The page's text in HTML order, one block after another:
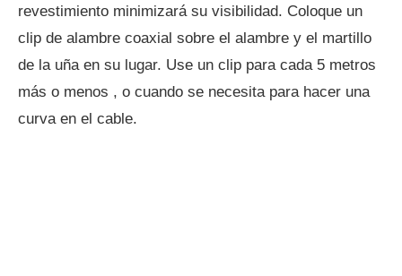
revestimiento minimizará su visibilidad. Coloque un
clip de alambre coaxial sobre el alambre y el martillo
de la uña en su lugar. Use un clip para cada 5 metros
más o menos , o cuando se necesita para hacer una
curva en el cable.